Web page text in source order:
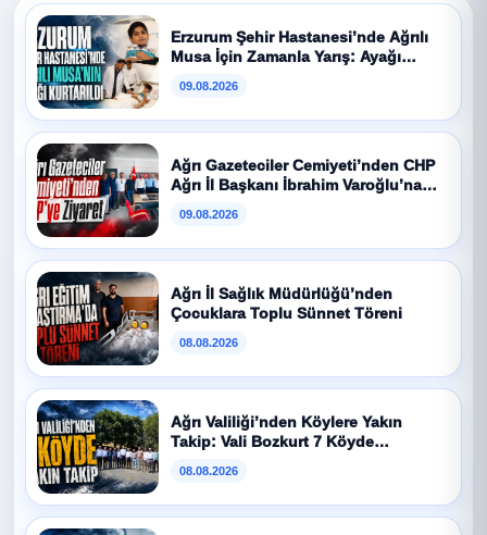
Erzurum Şehir Hastanesi’nde Ağrılı
Musa İçin Zamanla Yarış: Ayağı
09.08.2026
Ağrı Gazeteciler Cemiyeti’nden CHP
Ağrı İl Başkanı İbrahim Varoğlu’na
09.08.2026
Ağrı İl Sağlık Müdürlüğü’nden
Çocuklara Toplu Sünnet Töreni
08.08.2026
Ağrı Valiliği’nden Köylere Yakın
Takip: Vali Bozkurt 7 Köyde
08.08.2026